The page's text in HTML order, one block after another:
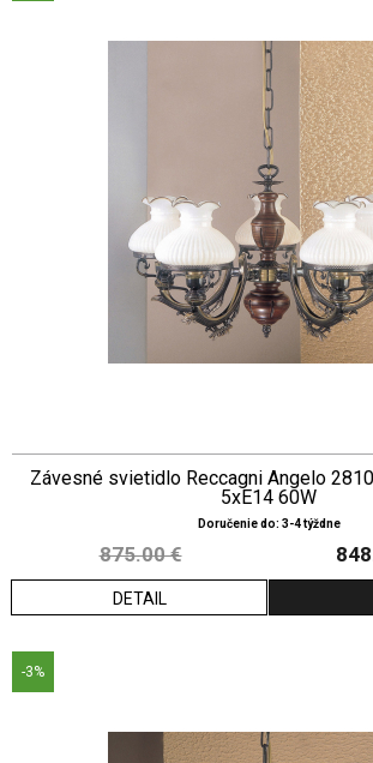
Závesné svietidlo Reccagni Angelo
5xE14 60W
Doručenie do: 3-4 týždne
875.00 €
DETAIL
-3%